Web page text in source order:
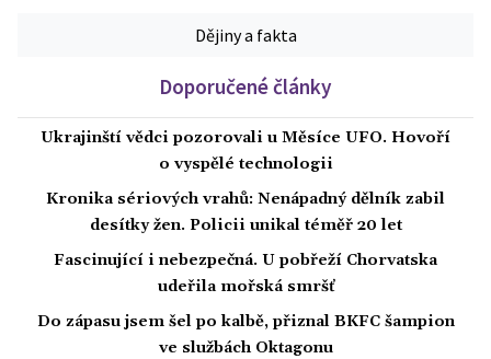
Dějiny a fakta
Doporučené články
Ukrajinští vědci pozorovali u Měsíce UFO. Hovoří
o vyspělé technologii
Kronika sériových vrahů: Nenápadný dělník zabil
desítky žen. Policii unikal téměř 20 let
Fascinující i nebezpečná. U pobřeží Chorvatska
udeřila mořská smršť
Do zápasu jsem šel po kalbě, přiznal BKFC šampion
ve službách Oktagonu